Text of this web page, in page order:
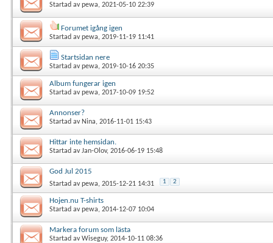
Startad avpewa, 2021-05-10 22:39
Forumet igång igen
Startad avpewa, 2019-11-19 11:41
Startsidan nere
Startad avpewa, 2019-10-16 20:35
Album fungerar igen
Startad avpewa, 2017-10-09 19:52
Annonser?
Startad av Nina, 2016-11-01 15:43
Hittar inte hemsidan.
Startad avJan-Olov, 2016-06-19 15:48
God Jul 2015
Startad avpewa, 2015-12-21 14:31 1 2
Hojen.nu T-shirts
Startad avpewa, 2014-12-07 10:04
Markera forum som lästa
Startad avWiseguy, 2014-10-11 08:36